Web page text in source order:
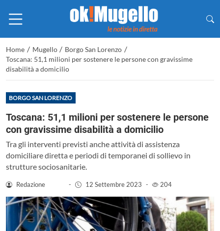
Home / Mugello / Borgo San Lorenzo /
Toscana: 51,1 milioni per sostenere le persone con gravissime
disabilità a domicilio
BORGO SAN LORENZO
Toscana: 51,1 milioni per sostenere le persone
con gravissime disabilità a domicilio
Tra gli interventi previsti anche attività di assistenza
domiciliare diretta e periodi di temporanei di sollievo in
strutture sociosanitarie.
Redazione - 12 Settembre 2023 - 204